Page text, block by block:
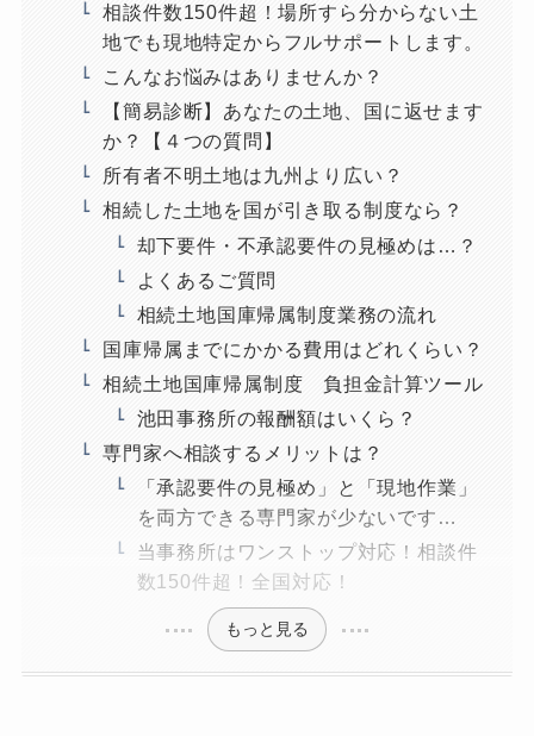
相談件数150件超！場所すら分からない土
地でも現地特定からフルサポートします。
こんなお悩みはありませんか？
【簡易診断】あなたの土地、国に返せます
か？【４つの質問】
所有者不明土地は九州より広い？
相続した土地を国が引き取る制度なら？
却下要件・不承認要件の見極めは…？
よくあるご質問
相続土地国庫帰属制度業務の流れ
国庫帰属までにかかる費用はどれくらい？
相続土地国庫帰属制度 負担金計算ツール
池田事務所の報酬額はいくら？
専門家へ相談するメリットは？
「承認要件の見極め」と「現地作業」
を両方できる専門家が少ないです…
当事務所はワンストップ対応！相談件
数150件超！全国対応！
もっと見る